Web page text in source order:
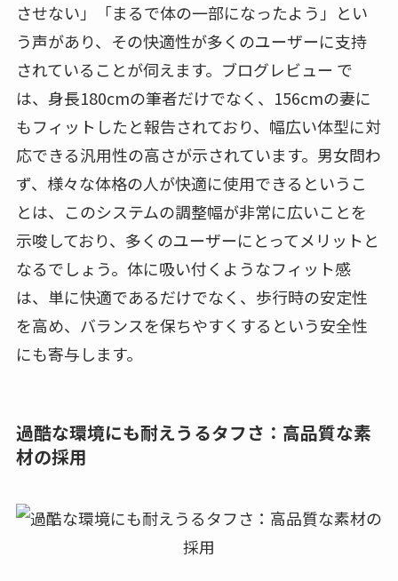
させない」「まるで体の一部になったよう」とい
う声があり、その快適性が多くのユーザーに支持
されていることが伺えます。ブログレビュー で
は、身長180cmの筆者だけでなく、156cmの妻に
もフィットしたと報告されており、幅広い体型に対
応できる汎用性の高さが示されています。男女問わ
ず、様々な体格の人が快適に使用できるというこ
とは、このシステムの調整幅が非常に広いことを
示唆しており、多くのユーザーにとってメリットと
なるでしょう。体に吸い付くようなフィット感
は、単に快適であるだけでなく、歩行時の安定性
を高め、バランスを保ちやすくするという安全性
にも寄与します。
過酷な環境にも耐えうるタフさ：高品質な素
材の採用